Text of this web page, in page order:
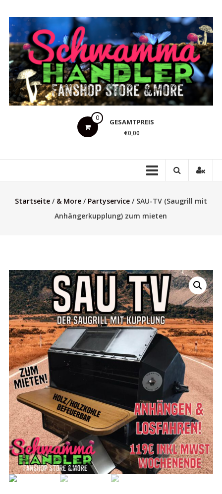
Inhalt
springen
Schwammahandler
0 GESAMTPREIS
€0,00
Startseite/ & More/ Partyservice/ SAU-TV (Saugrill mit
Anhängerkupplung) zum mieten